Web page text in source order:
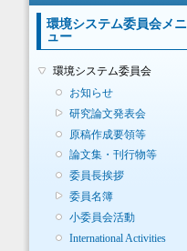
環境システム委員会メニ
ュー
環境システム委員会
お知らせ
研究論文発表会
原稿作成要領等
論文集・刊行物等
委員長挨拶
委員名簿
小委員会活動
International Activities